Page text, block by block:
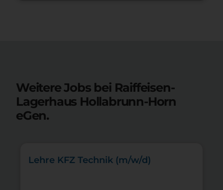
Weitere Jobs bei Raiffeisen-
Lagerhaus Hollabrunn-Horn
eGen.
Lehre KFZ Technik (m/w/d)